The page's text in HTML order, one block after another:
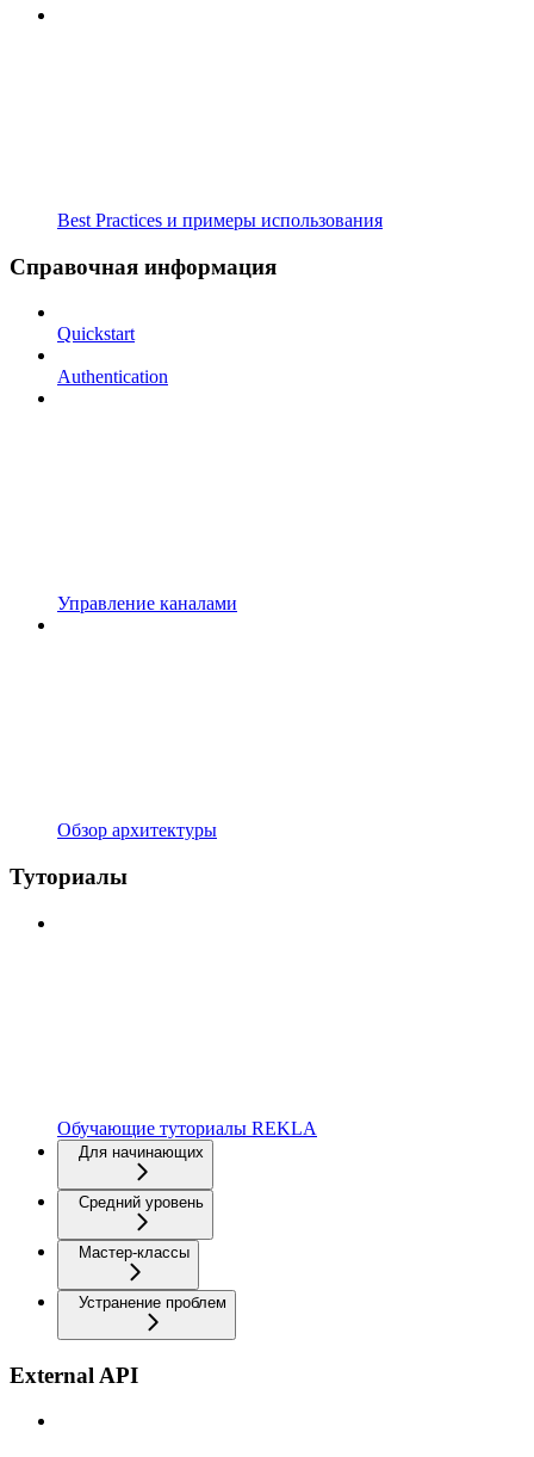
Best Practices и примеры использования
Справочная информация
Quickstart
Authentication
Управление каналами
Обзор архитектуры
Туториалы
Обучающие туториалы REKLA
Для начинающих
Средний уровень
Мастер-классы
Устранение проблем
External API